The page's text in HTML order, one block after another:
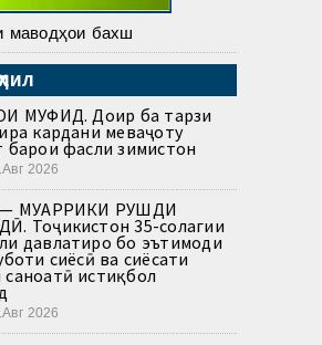
маводҳои бахш
МУФИД. Доир ба тарзи
кардани меваҷоту
барои фасли зимистон
2026
МУҲАРРИКИ РУШДИ
Тоҷикистон 35-солагии
давлатиро бо эътимоди
сиёсӣ ва сиёсати
истиқбол
2026